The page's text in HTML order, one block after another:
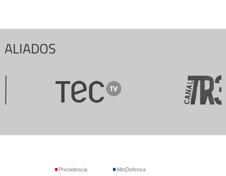
ALIADOS
Presidencia
MinDefensa